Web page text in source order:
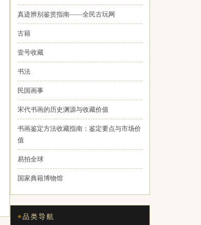
真迹辨别鉴赏指南——全民古玩网
古籍
壹号收藏
书法
民国画事
宋代书画的历史渊源与收藏价值
书画鉴定方法收藏指南：鉴定要点与市场价
值
易拍全球
国家典籍博物馆
品类导航